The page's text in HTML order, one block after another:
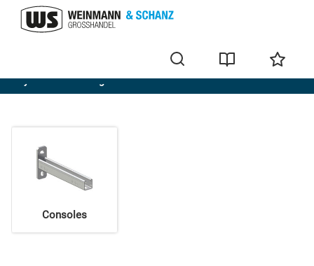
Système de montage FUS + accessoires
Consoles